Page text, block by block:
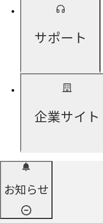
サポート
企業サイト
お知らせ